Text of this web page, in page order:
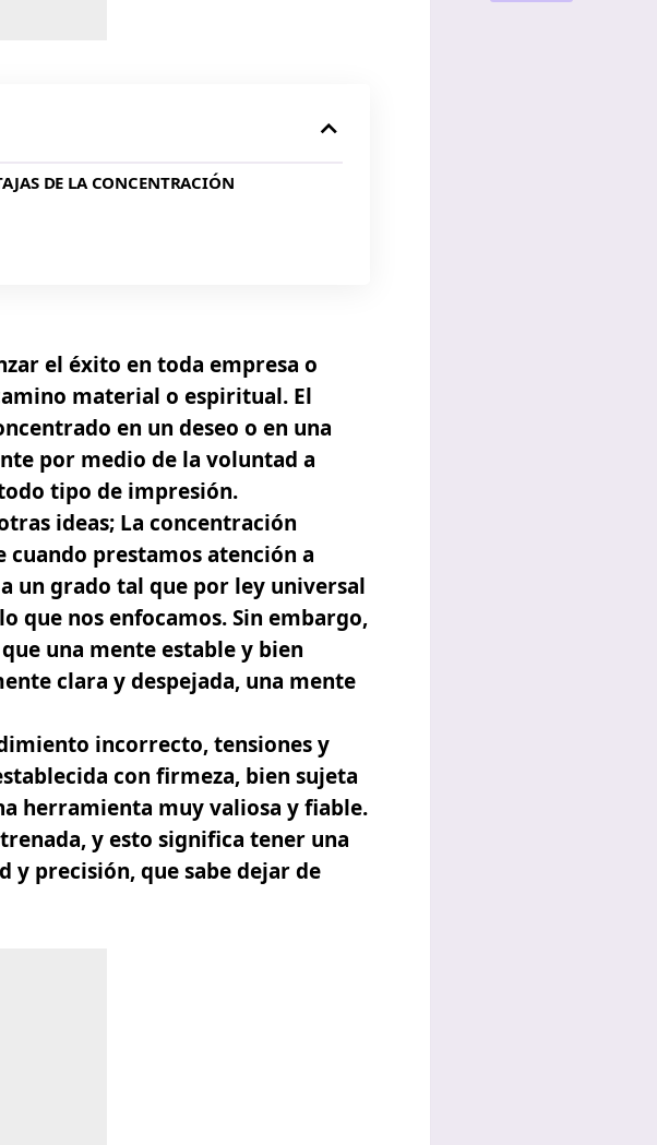
DE LA CONCENTRACIÓN
el éxito en toda empresa o
material o espiritual. El
en un deseo o en una
por medio de la voluntad a
tipo de impresión.
ideas; La concentración
prestamos atención a
un grado tal que por ley universal
que nos enfocamos. Sin embargo,
una mente estable y bien
clara y despejada, una mente
incorrecto, tensiones y
con firmeza, bien sujeta
herramienta muy valiosa y fiable.
y esto significa tener una
y precisión, que sabe dejar de